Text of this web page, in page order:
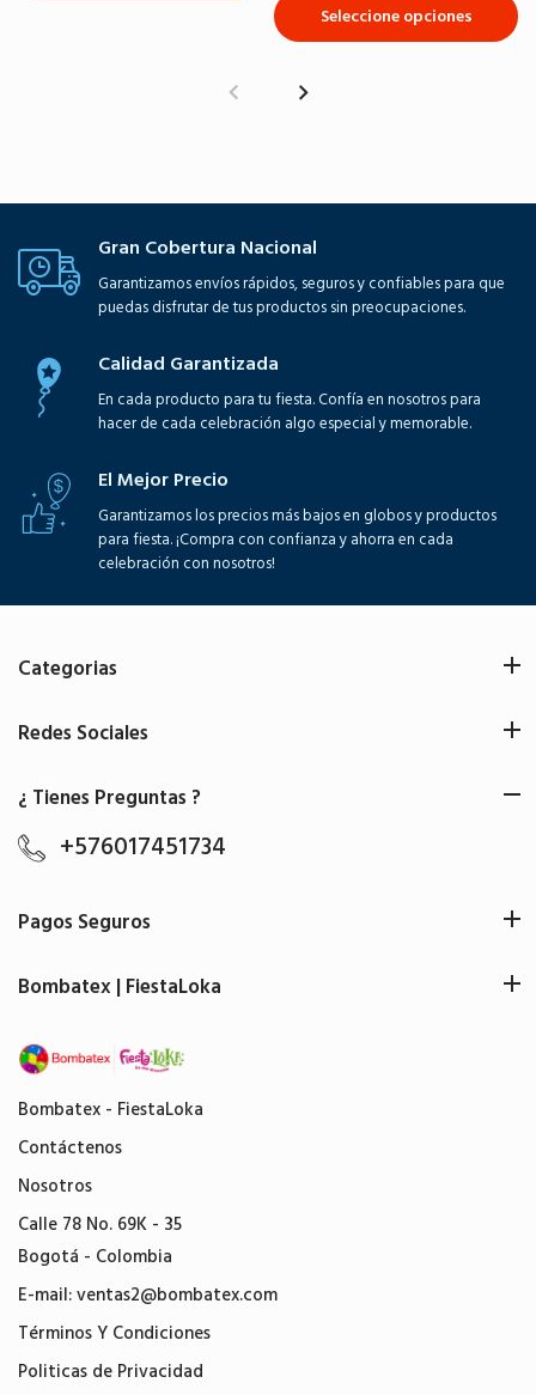
Seleccione opciones
Gran Cobertura Nacional
Garantizamos envíos rápidos, seguros y confiables para que
puedas disfrutar de tus productos sin preocupaciones.
Calidad Garantizada
En cada producto para tu fiesta. Confía en nosotros para
hacer de cada celebración algo especial y memorable.
El Mejor Precio
Garantizamos los precios más bajos en globos y productos
para fiesta. ¡Compra con confianza y ahorra en cada
celebración con nosotros!
Bombatex - FiestaLoka
Contáctenos
Nosotros
Calle 78 No. 69K - 35
Bogotá - Colombia
E-mail:ventas2@bombatex.com
Términos Y Condiciones
Politicas de Privacidad
Categorias
Redes Sociales
¿ Tienes Preguntas ?
+576017451734
Pagos Seguros
Bombatex | FiestaLoka